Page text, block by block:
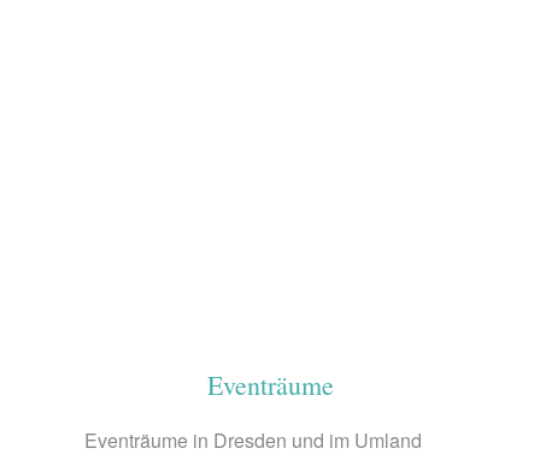
Eventräume
Eventräume in Dresden und im Umland